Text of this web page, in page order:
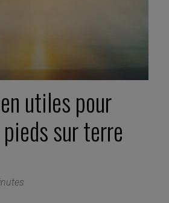
utiles pour
sur terre